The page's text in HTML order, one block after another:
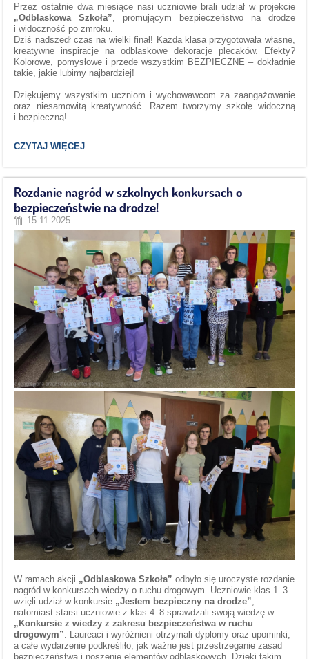
Przez ostatnie dwa miesiące nasi uczniowie brali udział w projekcie
„Odblaskowa Szkoła” , promującym bezpieczeństwo na drodze
i widoczność po zmroku.
Dziś nadszedł czas na wielki finał! Każda klasa przygotowała własne,
kreatywne inspiracje na odblaskowe dekoracje plecaków. Efekty?
Kolorowe, pomysłowe i przede wszystkim BEZPIECZNE – dokładnie
takie, jakie lubimy najbardziej!
Dziękujemy wszystkim uczniom i wychowawcom za zaangażowanie
oraz niesamowitą kreatywność. Razem tworzymy szkołę widoczną
i bezpieczną!
ZAKOŃCZENIE
„ODBLASKOWA
SZKOŁA”
–
FINAŁOWA
AKCJA
„ZGRANA
KLASA:
ODBLASKOWY
CZYTAJ WIĘCEJ
Rozdanie nagród w szkolnych konkursach o
bezpieczeństwie na drodze!
15.11.2025
W ramach akcji „Odblaskowa Szkoła” odbyło się uroczyste rozdanie
nagród w konkursach wiedzy o ruchu drogowym. Uczniowie klas 1–3
wzięli udział w konkursie „Jestem bezpieczny na drodze”
natomiast starsi uczniowie z klas 4–8 sprawdzali swoją wiedzę w
„Konkursie z wiedzy z zakresu bezpieczeństwa w ruchu
drogowym” . Laureaci i wyróżnieni otrzymali dyplomy oraz upominki,
a całe wydarzenie podkreśliło, jak ważne jest przestrzeganie zasad
bezpieczeństwa i noszenie elementów odblaskowych. Dzięki takim